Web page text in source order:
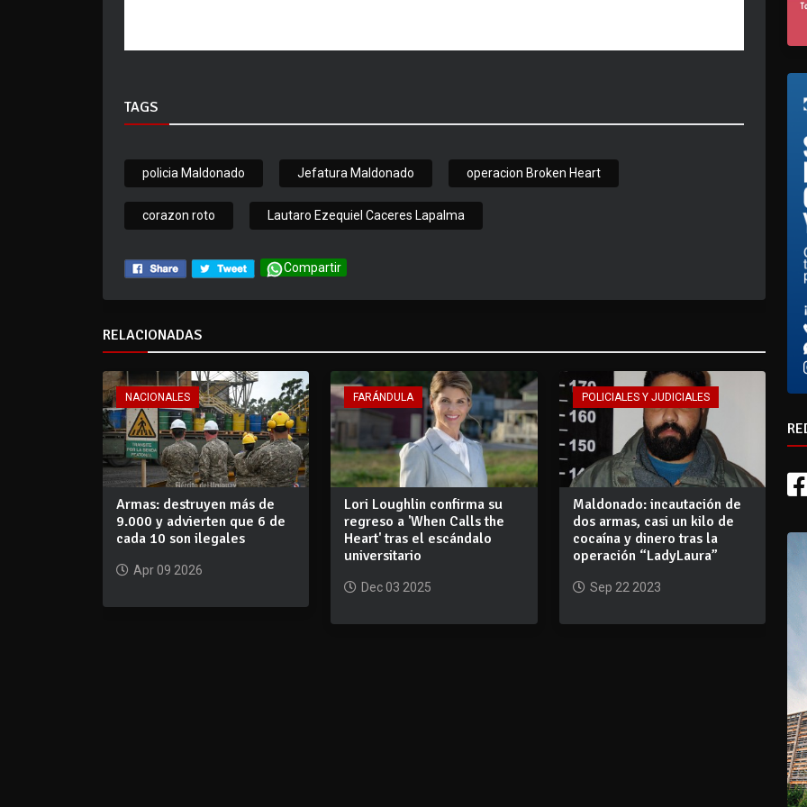
TAGS
policia Maldonado Jefatura Maldonado operacion Broken Heart
corazon roto Lautaro Ezequiel Caceres Lapalma
Compartir
RELACIONADAS
NACIONALES
Armas: destruyen más de
9.000 y advierten que 6 de
cada 10 son ilegales
Apr 09 2026
FARÁNDULA
Lori Loughlin confirma su
regreso a 'When Calls the
Heart' tras el escándalo
universitario
Dec 03 2025
POLICIALES Y JUDICIALES
Maldonado: incautación de
dos armas, casi un kilo de
cocaína y dinero tras la
operación “LadyLaura”
Sep 22 2023